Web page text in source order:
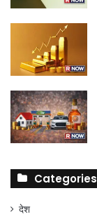
Categories
देश